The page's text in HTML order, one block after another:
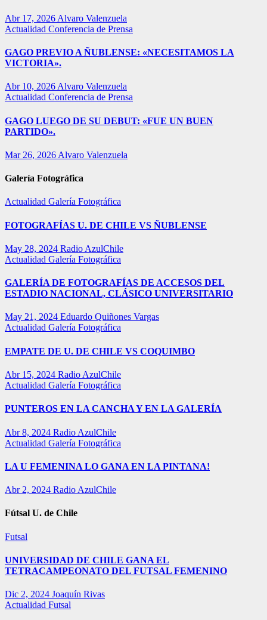
Abr 17, 2026 Alvaro Valenzuela
Actualidad Conferencia de Prensa
GAGO PREVIO A ÑUBLENSE: «NECESITAMOS LA
VICTORIA».
Abr 10, 2026 Alvaro Valenzuela
Actualidad Conferencia de Prensa
GAGO LUEGO DE SU DEBUT: «FUE UN BUEN
PARTIDO».
Mar 26, 2026 Alvaro Valenzuela
Galería Fotográfica
Actualidad Galería Fotográfica
FOTOGRAFÍAS U. DE CHILE VS ÑUBLENSE
May 28, 2024 Radio AzulChile
Actualidad Galería Fotográfica
GALERÍA DE FOTOGRAFÍAS DE ACCESOS DEL
ESTADIO NACIONAL, CLÁSICO UNIVERSITARIO
May 21, 2024 Eduardo Quiñones Vargas
Actualidad Galería Fotográfica
EMPATE DE U. DE CHILE VS COQUIMBO
Abr 15, 2024 Radio AzulChile
Actualidad Galería Fotográfica
PUNTEROS EN LA CANCHA Y EN LA GALERÍA
Abr 8, 2024 Radio AzulChile
Actualidad Galería Fotográfica
LA U FEMENINA LO GANA EN LA PINTANA!
Abr 2, 2024 Radio AzulChile
Fútsal U. de Chile
Futsal
UNIVERSIDAD DE CHILE GANA EL
TETRACAMPEONATO DEL FUTSAL FEMENINO
Dic 2, 2024 Joaquín Rivas
Actualidad Futsal